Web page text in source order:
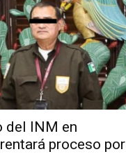
del INM en
proceso por